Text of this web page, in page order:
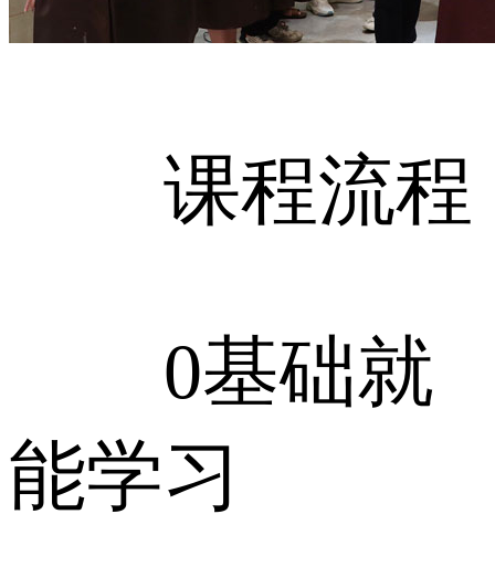
课程流程
0基础就
能学习